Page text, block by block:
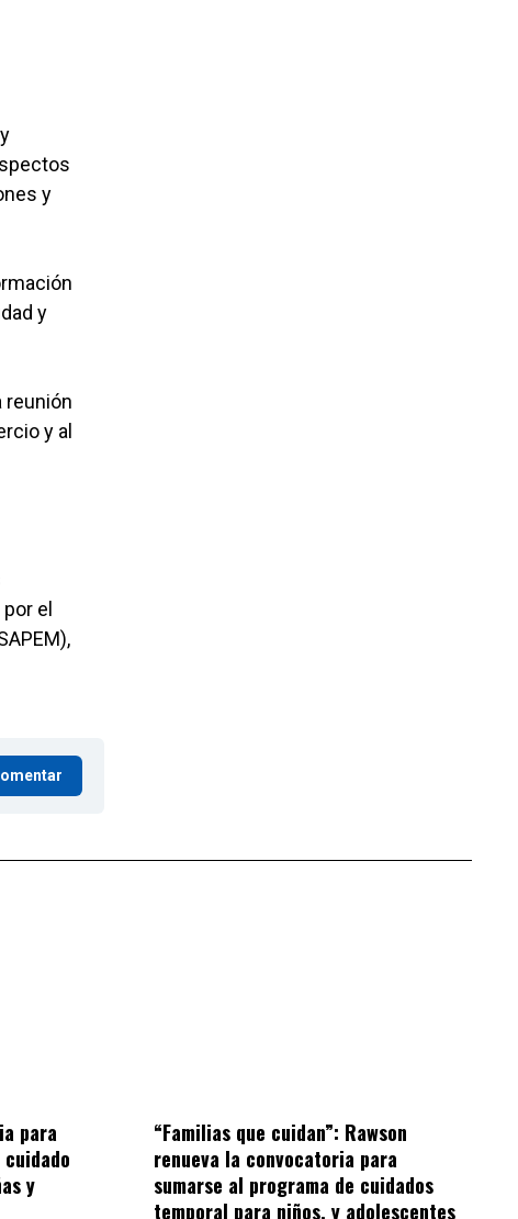
y
y
reunión
y al
el
para
y
“Familias que cuidan”: Rawson
renueva la convocatoria para
sumarse al programa de cuidados
temporal para niños, y adolescentes